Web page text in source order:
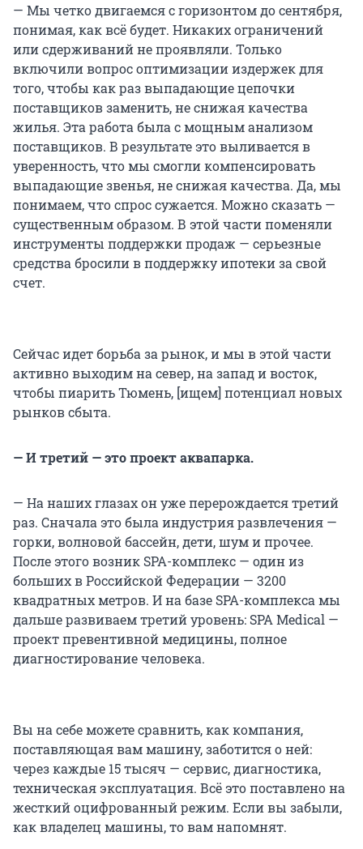
— Мы четко двигаемся с горизонтом до сентября,
понимая, как всё будет. Никаких ограничений
или сдерживаний не проявляли. Только
включили вопрос оптимизации издержек для
того, чтобы как раз выпадающие цепочки
поставщиков заменить, не снижая качества
жилья. Эта работа была с мощным анализом
поставщиков. В результате это выливается в
уверенность, что мы смогли компенсировать
выпадающие звенья, не снижая качества. Да, мы
понимаем, что спрос сужается. Можно сказать —
существенным образом. В этой части поменяли
инструменты поддержки продаж — серьезные
средства бросили в поддержку ипотеки за свой
счет.
Сейчас идет борьба за рынок, и мы в этой части
активно выходим на север, на запад и восток,
чтобы пиарить Тюмень, [ищем] потенциал новых
рынков сбыта.
— И третий — это проект аквапарка.
— На наших глазах он уже перерождается третий
раз. Сначала это была индустрия развлечения —
горки, волновой бассейн, дети, шум и прочее.
После этого возник SPA-комплекс — один из
больших в Российской Федерации — 3200
квадратных метров. И на базе SPA-комплекса мы
дальше развиваем третий уровень: SPA Medical —
проект превентивной медицины, полное
диагностирование человека.
Вы на себе можете сравнить, как компания,
поставляющая вам машину, заботится о ней:
через каждые 15 тысяч — сервис, диагностика,
техническая эксплуатация. Всё это поставлено на
жесткий оцифрованный режим. Если вы забыли,
как владелец машины, то вам напомнят.